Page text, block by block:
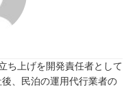
ち上げを開発責任者として
、民泊の運用代行業者の